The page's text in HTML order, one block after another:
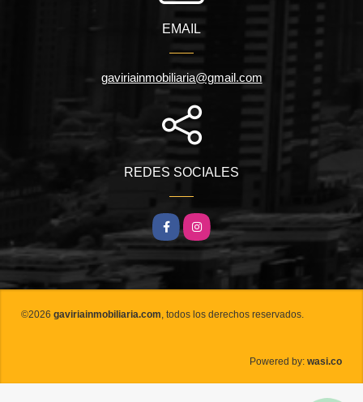
EMAIL
gaviriainmobiliaria@gmail.com
REDES SOCIALES
FacebookInstagram
©2026 gaviriainmobiliaria.com, todos los derechos reservados.
Powered by: wasi.co